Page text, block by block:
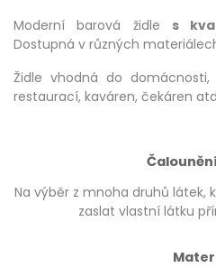
Moderní barová židle s
Dostupná v různých
Židle vhodná do
restaurací, kaváren, čekáren
Na výběr z mnoha druhů látek,
zaslat vlastní látku